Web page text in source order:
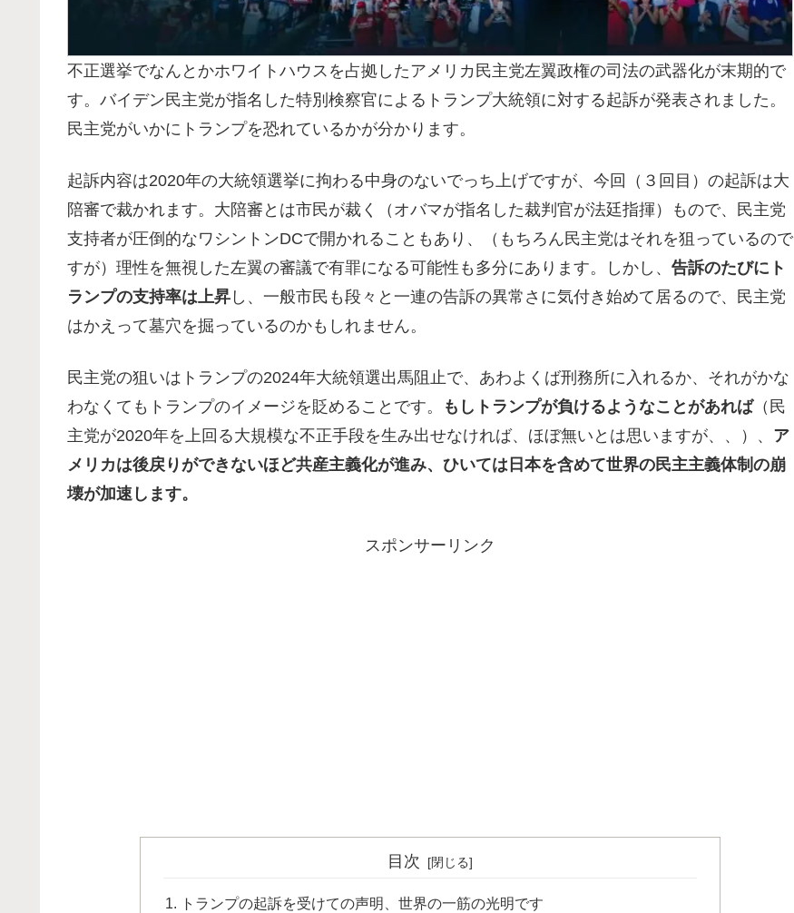
不正選挙でなんとかホワイトハウスを占拠したアメリカ民主党左翼政権の司法の武器化が末期的で
す。バイデン民主党が指名した特別検察官によるトランプ大統領に対する起訴が発表されました。
民主党がいかにトランプを恐れているかが分かります。
起訴内容は2020年の大統領選挙に拘わる中身のないでっち上げですが、今回（３回目）の起訴は大
陪審で裁かれます。大陪審とは市民が裁く（オバマが指名した裁判官が法廷指揮）もので、民主党
支持者が圧倒的なワシントンDCで開かれることもあり、（もちろん民主党はそれを狙っているので
すが）理性を無視した左翼の審議で有罪になる可能性も多分にあります。しかし、 告訴のたびにト
ランプの支持率は上昇 し、一般市民も段々と一連の告訴の異常さに気付き始めて居るので、民主党
はかえって墓穴を掘っているのかもしれません。
民主党の狙いはトランプの2024年大統領選出馬阻止で、あわよくば刑務所に入れるか、それがかな
わなくてもトランプのイメージを貶めることです。
もしトランプが負けるようなことがあれば（民
主党が2020年を上回る大規模な不正手段を生み出せなければ、ほぼ無いとは思いますが、、）、 ア
メリカは後戻りができないほど共産主義化が進み、ひいては日本を含めて世界の民主主義体制の崩
壊が加速します。
スポンサーリンク
目次
トランプの起訴を受けての声明、世界の一筋の光明です